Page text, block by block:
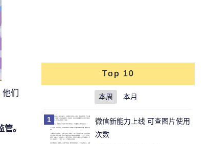
们
。
Top 10
本周 本月
1
微信新能力上线 可查图片使用
次数